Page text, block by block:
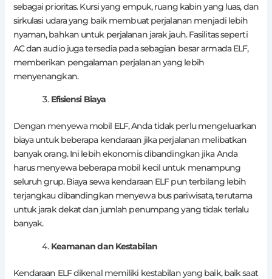
sebagai prioritas. Kursi yang empuk, ruang kabin yang luas, dan
sirkulasi udara yang baik membuat perjalanan menjadi lebih
nyaman, bahkan untuk perjalanan jarak jauh. Fasilitas seperti
AC dan audio juga tersedia pada sebagian besar armada ELF,
memberikan pengalaman perjalanan yang lebih
menyenangkan.
Efisiensi Biaya
Dengan menyewa mobil ELF, Anda tidak perlu mengeluarkan
biaya untuk beberapa kendaraan jika perjalanan melibatkan
banyak orang. Ini lebih ekonomis dibandingkan jika Anda
harus menyewa beberapa mobil kecil untuk menampung
seluruh grup. Biaya sewa kendaraan ELF pun terbilang lebih
terjangkau dibandingkan menyewa bus pariwisata, terutama
untuk jarak dekat dan jumlah penumpang yang tidak terlalu
banyak.
Keamanan dan Kestabilan
Kendaraan ELF dikenal memiliki kestabilan yang baik, baik saat